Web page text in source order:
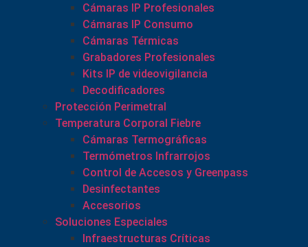
Cámaras IP Profesionales
Cámaras IP Consumo
Cámaras Térmicas
Grabadores Profesionales
Kits IP de videovigilancia
Decodificadores
Protección Perimetral
Temperatura Corporal Fiebre
Cámaras Termográficas
Termómetros Infrarrojos
Control de Accesos y Greenpass
Desinfectantes
Accesorios
Soluciones Especiales
Infraestructuras Críticas